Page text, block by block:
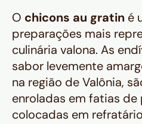
O chicons au gratin é
preparações mais
culinária valona. As
sabor levemente
na região de Valônia,
enroladas em fatias de
colocadas em